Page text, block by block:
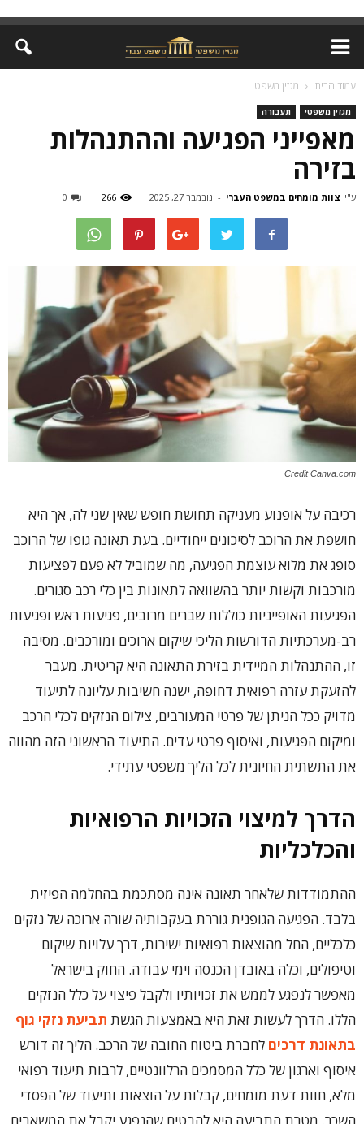
עמוד הבית מגזין משפטי
מגזין משפטי תעבורה
מאפייני הפגיעה וההתנהלות
בזירה
ע"י צוות מומחים במשפט העברי - נובמבר 27, 2025 266
0
Credit Canva.com
רכיבה על אופנוע מעניקה תחושת חופש שאין שני לה, אך היא
חושפת את הרוכב לסיכונים ייחודיים. בעת תאונה גופו של הרוכב
סופג את מלוא עוצמת הפגיעה, מה שמוביל לא פעם לפציעות
מורכבות וקשות יותר בהשוואה לתאונות בין כלי רכב סגורים.
הפגיעות האופייניות כוללות שברים מרובים, פגיעות ראש ופגיעות
רב-מערכתיות הדורשות הליכי שיקום ארוכים ומורכבים. מסיבה
זו, ההתנהלות המיידית בזירת התאונה היא קריטית. מעבר
להזעקת עזרה רפואית דחופה, ישנה חשיבות עליונה לתיעוד
מדויק ככל הניתן של פרטי המעורבים, צילום הנזקים לכלי הרכב
ומיקום הפגיעות, ואיסוף פרטי עדים. התיעוד הראשוני הזה מהווה
את התשתית החיונית לכל הליך משפטי עתידי.
הדרך למיצוי הזכויות הרפואיות
והכלכליות
ההתמודדות שלאחר תאונה אינה מסתכמת בהחלמה הפיזית
בלבד. הפגיעה הגופנית גוררת בעקבותיה שורה ארוכה של נזקים
כלכליים, החל מהוצאות רפואיות ישירות, דרך עלויות שיקום
וטיפולים, וכלה באובדן הכנסה וימי עבודה. החוק בישראל
מאפשר לנפגע לממש את זכויותיו ולקבל פיצוי על כלל הנזקים
הללו. הדרך לעשות זאת היא באמצעות הגשת תביעת נזקי גוף
בתאונת דרכים לחברת ביטוח החובה של הרכב. הליך זה דורש
איסוף וארגון של כלל המסמכים הרלוונטיים, לרבות תיעוד רפואי
מלא, חוות דעת מומחים, קבלות על הוצאות ותיעוד של הפסדי